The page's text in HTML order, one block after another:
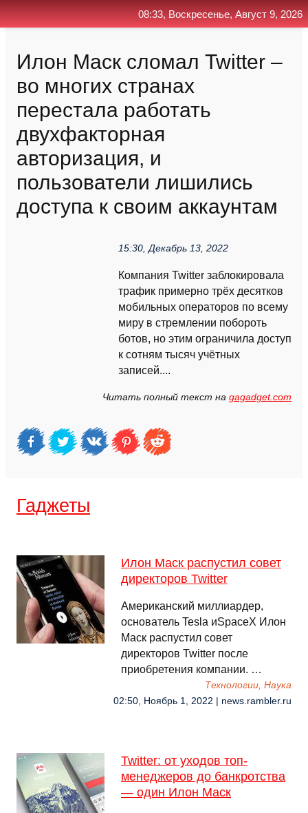
Илон Маск сломал Twitter –
во многих странах
перестала работать
двухфакторная
авторизация, и
пользователи лишились
доступа к своим аккаунтам
15:30, Декабрь 13, 2022
Компания Twitter заблокировала
трафик примерно трёх десятков
мобильных операторов по всему
миру в стремлении побороть
ботов, но этим ограничила доступ
к сотням тысяч учётных
записей....
Читать полный текст на gagadget.com
Гаджеты
Илон Маск распустил совет
директоров Twitter
Американский миллиардер,
основатель Tesla иSpaceX Илон
Маск распустил совет
директоров Twitter после
приобретения компании. …
Технологии, Наука
02:50, Ноябрь 1, 2022 | news.rambler.ru
Twitter: от уходов топ-
менеджеров до банкротства
— один Илон Маск
08:33, Воскресенье, Август 9, 2026